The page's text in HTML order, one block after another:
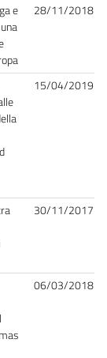
e
28/11/2018
15/04/2019
30/11/2017
06/03/2018